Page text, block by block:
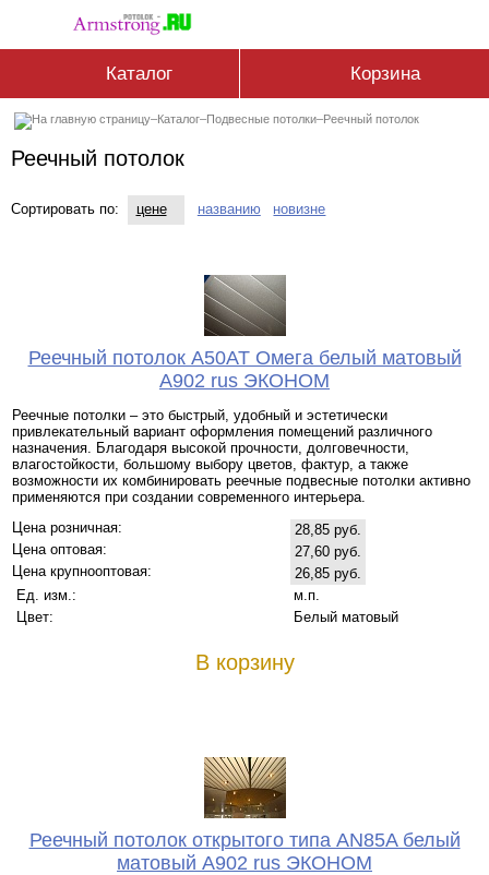
Каталог Корзина
–Каталог–Подвесные потолки–Реечный потолок
Реечный потолок
Сортировать по: цене названию новизне
Реечный потолок A50AT Омега белый матовый
A902 rus ЭКОНОМ
Реечные потолки – это быстрый, удобный и эстетически
привлекательный вариант оформления помещений различного
назначения. Благодаря высокой прочности, долговечности,
влагостойкости, большому выбору цветов, фактур, а также
возможности их комбинировать реечные подвесные потолки активно
применяются при создании современного интерьера.
Цена розничная:
28,85 руб.
Цена оптовая:
27,60 руб.
Цена крупнооптовая:
26,85 руб.
Ед. изм.:
м.п.
Цвет:
Белый матовый
В корзину
Реечный потолок открытого типа AN85A белый
матовый А902 rus ЭКОНОМ